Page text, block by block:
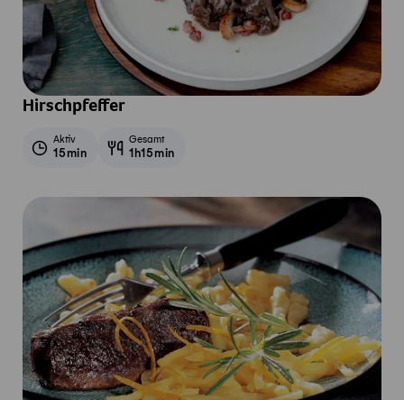
Hirschpfeffer
Aktiv
15min
Gesamt
1h15min